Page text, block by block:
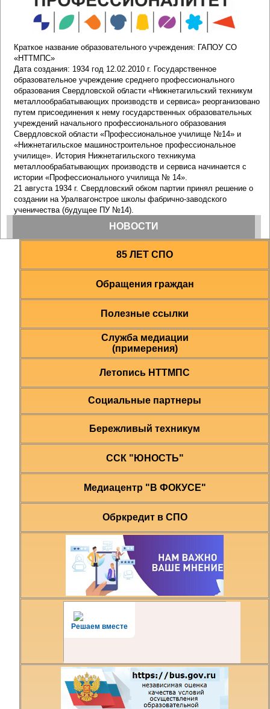
85 ЛЕТ СПО
Обращения граждан
Полезные ссылки
Служба медиации
(примерения)
Летопись НТТМПС
Социальные партнеры
Бережливый техникум
ССК "ЮНОСТЬ"
Медиацентр "В ФОКУСЕ"
Обркредит в СПО
Решаем вместе